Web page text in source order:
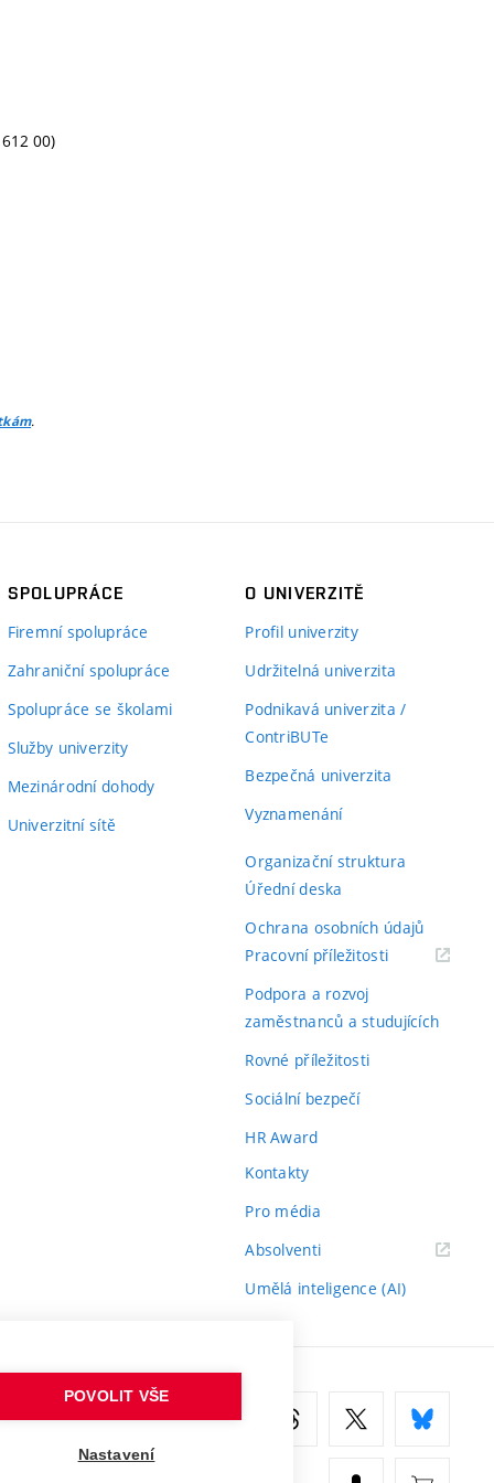
00)
.
SPOLUPRÁCE
Firemní spolupráce
Zahraniční spolupráce
Spolupráce se školami
Služby univerzity
Mezinárodní dohody
Univerzitní sítě
O UNIVERZITĚ
Profil univerzity
Udržitelná univerzita
Podnikavá univerzita /
ContriBUTe
Bezpečná univerzita
Vyznamenání
Organizační struktura
Úřední deska
Ochrana osobních údajů
Pracovní příležitosti(externí
Podpora a rozvoj
zaměstnanců a studujících
Rovné příležitosti
Sociální bezpečí
HR Award
Kontakty
Pro média
Absolventi(externí
Umělá inteligence (AI)
POVOLIT VŠE
Nastavení